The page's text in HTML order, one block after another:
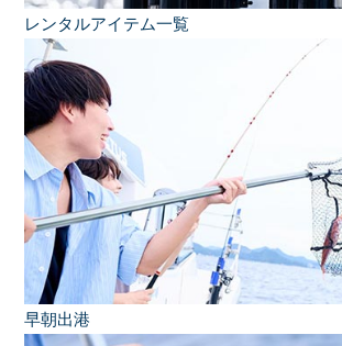
レンタルアイテム一覧
早朝出港